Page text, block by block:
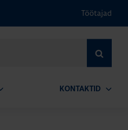
Töötajad
KONTAKTID